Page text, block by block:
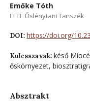
Emőke Tóth
ELTE Őslénytani Tanszék
DOI: https://doi.org/
Kulcsszavak: késő
őskörnyezet,
Absztrakt